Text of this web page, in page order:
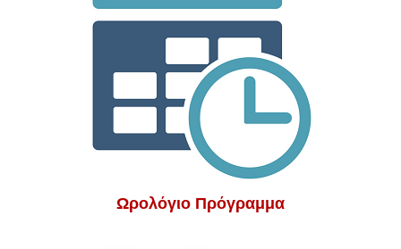
Ωρολόγιο Πρόγραμμα